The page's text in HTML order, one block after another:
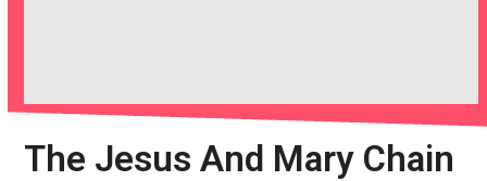
The Jesus And Mary Chain